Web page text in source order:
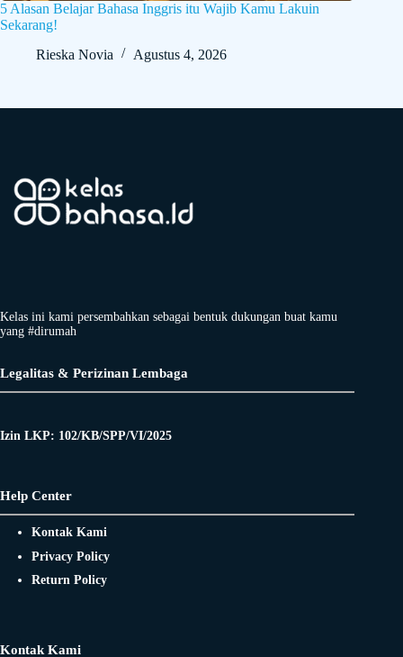
5 Alasan Belajar Bahasa Inggris itu Wajib Kamu Lakuin
Sekarang!
Rieska Novia
Agustus 4, 2026
Kelas ini kami persembahkan sebagai bentuk dukungan buat kamu
yang #dirumah
Legalitas & Perizinan Lembaga
Izin LKP: 102/KB/SPP/VI/2025
Help Center
Kontak Kami
Privacy Policy
Return Policy
Kontak Kami